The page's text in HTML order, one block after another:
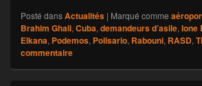
Posté dansActualités | Marqué comme
Brahim Ghali,Cuba,demandeurs d’asile,Ione
Elkana, Podemos, Polisario, Rabouni, RASD,
commentaire